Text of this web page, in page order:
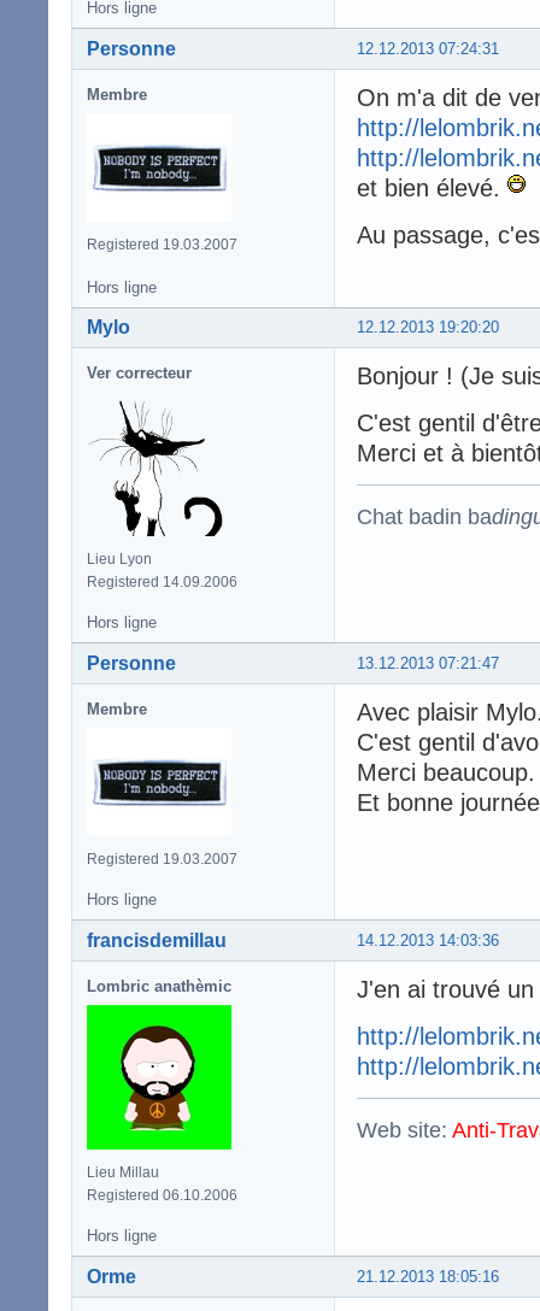
Hors ligne
12.12.2013 07:24:31
Personne
Membre
Registered 19.03.2007
On m'a dit de
http://
http://
et bien élevé.
Au passage,
Hors ligne
12.12.2013 19:20:20
Mylo
Ver correcteur
Lieu Lyon
Registered 14.09.2006
Bonjour ! (Je
C'est gentil
Merci et à
Chat badin ba
Hors ligne
13.12.2013 07:21:47
Personne
Membre
Registered 19.03.2007
Avec plaisir
C'est gentil
Merci
Et bonne
Hors ligne
14.12.2013 14:03:36
francisdemillau
Lombric anathèmic
Lieu Millau
Registered 06.10.2006
J'en ai trouvé
http://
http://
Web site: Anti-
Hors ligne
21.12.2013 18:05:16
Orme